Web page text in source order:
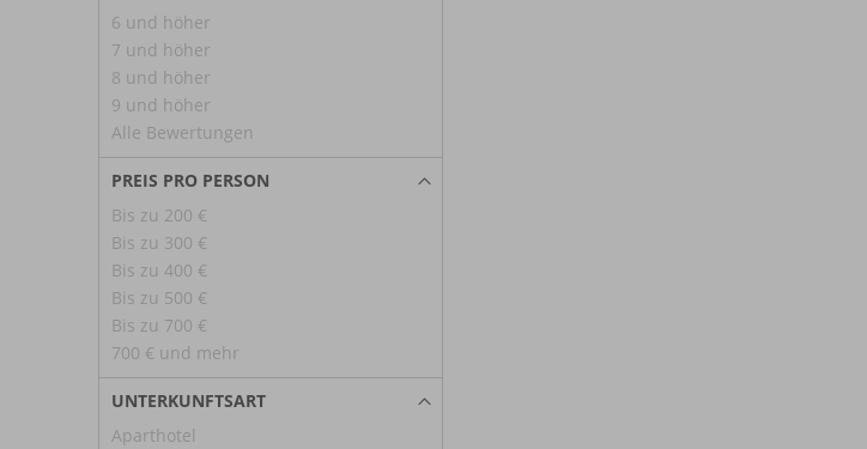
6 und höher
7 und höher
8 und höher
9 und höher
Alle Bewertungen
PREIS PRO PERSON
Bis zu 200 €
Bis zu 300 €
Bis zu 400 €
Bis zu 500 €
Bis zu 700 €
700 € und mehr
UNTERKUNFTSART
Aparthotel